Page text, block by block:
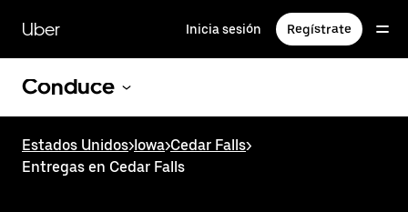
contenido
principal
Uber Inicia sesión Regístrate
Conduce
Estados Unidos>Iowa>Cedar Falls>
Entregas en Cedar Falls